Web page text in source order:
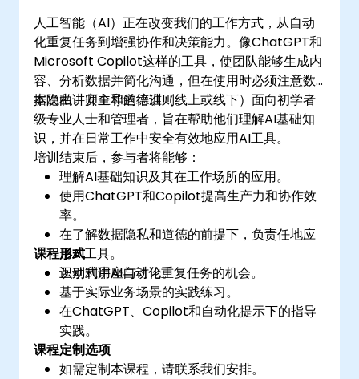
人工智能（AI）正在改变我们的工作方式，从自动
化重复任务到增强协作和决策能力。像ChatGPT和
Microsoft Copilot这样的工具，使团队能够生成内
容、分析数据并简化沟通，但在使用时必须注意数
据隐私、安全和道德准则。
本次由讲师主导的培训（线上或线下）面向初学者
级专业人士和管理者，旨在帮助他们理解AI基础知
识，并在日常工作中安全有效地应用AI工具。
培训结束后，参与者将能够：
理解AI基础知识及其在工作场所的应用。
使用ChatGPT和Copilot提高生产力和协作效
率。
在了解数据隐私和道德的前提下，负责任地应
用AI工具。
识别利用AI自动化重复任务的机会。
课程形式
互动式讲座与讨论。
基于实际业务场景的实践练习。
在ChatGPT、Copilot和自动化提示下的指导
实践。
课程定制选项
如需定制本课程，请联系我们安排。